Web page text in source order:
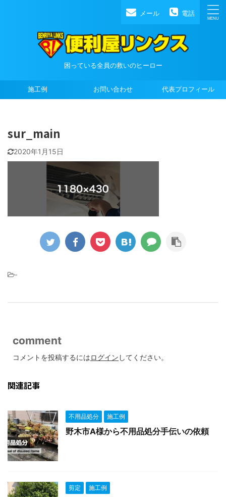
メール 電話
困っている全員の救いのヒーロー
施工例 お問い合わせ 代表プロフィール
sur_main
2020年1月15日
-
comment
コメントを投稿するにはログイン してください。
関連記事
不用品処分 施工例
野木市A様から不用品処分手伝いの依頼
剪定 施工例